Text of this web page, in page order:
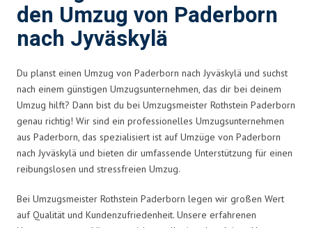
den Umzug von Paderborn
nach Jyväskylä
Du planst einen Umzug von Paderborn nach Jyväskylä und suchst
nach einem günstigen Umzugsunternehmen, das dir bei deinem
Umzug hilft? Dann bist du bei Umzugsmeister Rothstein Paderborn
genau richtig! Wir sind ein professionelles Umzugsunternehmen
aus Paderborn, das spezialisiert ist auf Umzüge von Paderborn
nach Jyväskylä und bieten dir umfassende Unterstützung für einen
reibungslosen und stressfreien Umzug.
Bei Umzugsmeister Rothstein Paderborn legen wir großen Wert
auf Qualität und Kundenzufriedenheit. Unsere erfahrenen